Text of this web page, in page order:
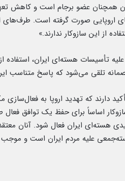
همچنان عضو برجام است و کاهش
اروپایی صورت گرفته است. طرف‌های
از این سازوکار ندارند.»
تأسیسات هسته‌ای ایران، استفاده
تلقی می‌شود که پاسخ متناسب
دارند که تهدید اروپا به
اساساً برای حفظ یک توافق
هسته‌ای ایران فعال شود. آنان
علیه مردم ایران است و